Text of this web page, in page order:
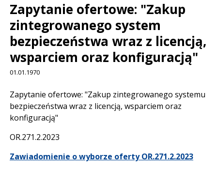
Zapytanie ofertowe: "Zakup
zintegrowanego system
bezpieczeństwa wraz z licencją,
wsparciem oraz konfiguracją"
01.01.1970
Treść
Zapytanie ofertowe: "Zakup zintegrowanego systemu
bezpieczeństwa wraz z licencją, wsparciem oraz
konfiguracją"
OR.271.2.2023
Zawiadomienie o wyborze oferty OR.271.2.2023